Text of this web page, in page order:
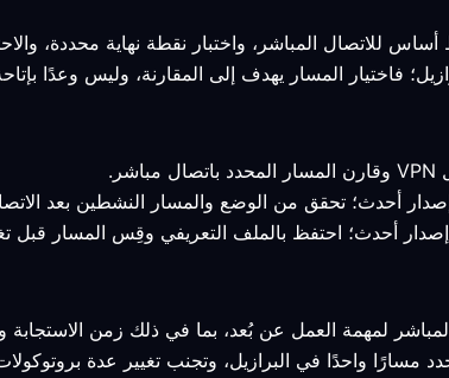
للاتصال المباشر، واختبار نقطة نهاية محددة،
فاختيار المسار يهدف إلى المقارنة، وليس وعدًا
لمهمة العمل عن بُعد، بما في ذلك زمن الاستجابة
مسارًا واحدًا في البرازيل، وتجنب تغيير عدة